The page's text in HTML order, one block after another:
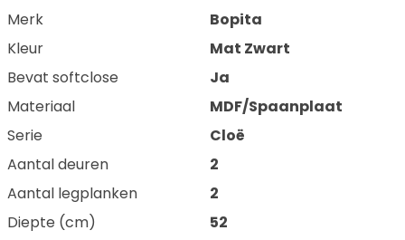
Merk
Bopita
Kleur
Mat Zwart
Bevat softclose
Ja
Materiaal
MDF/Spaanplaat
Serie
Cloë
Aantal deuren
2
Aantal legplanken
2
Diepte (cm)
52